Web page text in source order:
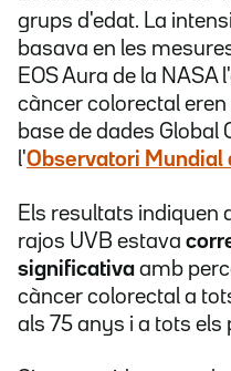
grups d'edat. La
basava en les
EOS Aura de la NASA
càncer colorectal eren
base de dades Global
l'Observatori Mundial
Els resultats indiquen
rajos UVB estava
significativa amb
càncer colorectal a
als 75 anys i a tots els